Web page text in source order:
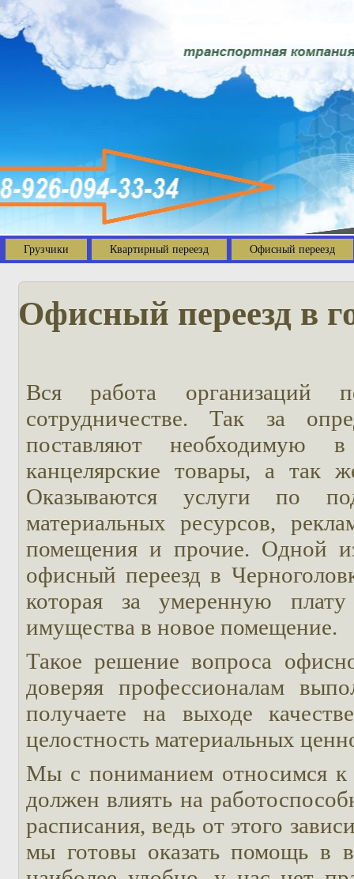
Грузчики Квартирный переезд Офисный переезд
Офисный переезд в
Вся работа организаций
сотрудничестве. Так за
поставляют необходимую
канцелярские товары, а так
Оказываются услуги по
материальных ресурсов,
помещения и прочие. Одной
офисный переезд в
которая за умеренную
имущества в новое помещение.
Такое решение вопроса
доверяя профессионалам
получаете на выходе
целостность материальных
Мы с пониманием относимся к
должен влиять на
расписания, ведь от этого
мы готовы оказать помощь в